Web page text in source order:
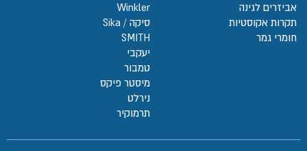
אביזרים לגינה
תקרות אקוסטיות
חומרי גמר
Winkler
סיקה / Sika
SMITH
יעקבי
טמבור
מיסטר פיקס
נירלט
תרמוקיר